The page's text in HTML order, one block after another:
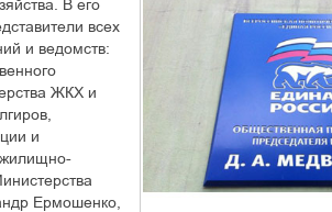
В его
всех
и ведомств:
ЖКХ и
и
Ермошенко,